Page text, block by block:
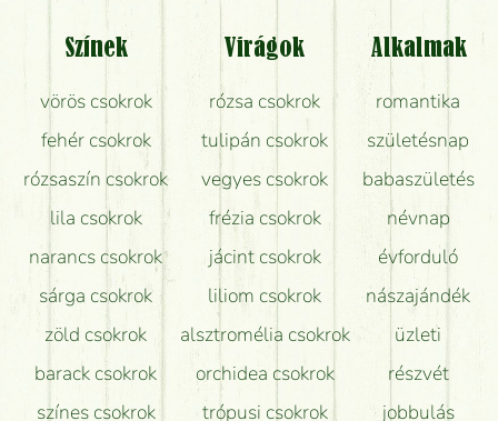
Tényleg azt kapom, ami a képen van?
Mit kell tudni a virágcsokrok szállításáról?
Hogy marad a lehető legtovább friss a csokor?
Tudok adventi koszorút vásárolni boltban?
Színek
vörös csokrok
fehér csokrok
rózsaszín csokrok
lila csokrok
narancs csokrok
sárga csokrok
zöld csokrok
barack csokrok
színes csokrok
Virágok
rózsa csokrok
tulipán csokrok
vegyes csokrok
frézia csokrok
jácint csokrok
liliom csokrok
alsztromélia csokrok
orchidea csokrok
trópusi csokrok
Alkalmak
romantika
születésnap
babaszületés
névnap
évforduló
nászajándék
üzleti
részvét
jobbulás